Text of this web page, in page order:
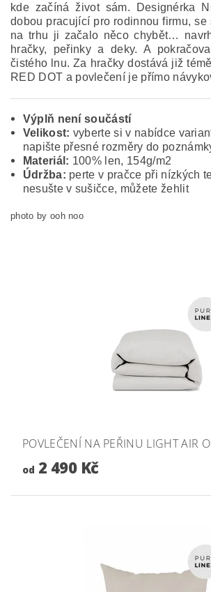
kde začíná život sám. Designérka
dobou pracující pro rodinnou firmu, se
na trhu ji začalo něco chybět…
hračky, peřinky a deky. A
čistého lnu. Za hračky dostává již
RED DOT a povlečení je přímo
Výplň není součástí
Velikost: vyberte si v nabídce
napište přesné rozměry do
Materiál: 100% len, 154g/m2
Údržba: perte v pračce při nízkých
nesušte v sušičce, můžete žehlit
photo by ooh noo
POVLEČENÍ NA PEŘINU LIGHT AIR
od 2 490 Kč